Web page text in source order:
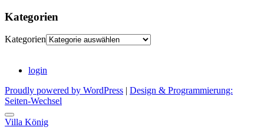
Kategorien
Kategorien
login
Proudly powered by WordPress
Design & Programmierung:
Seiten-Wechsel
Villa König